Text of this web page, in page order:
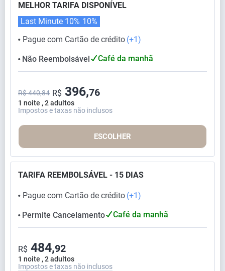
MELHOR TARIFA DISPONÍVEL
⬤ Pague com Cartão de crédito (+1)
Last Minute 10% 10%
⬤ Não Reembolsável Café da manhã
1 noite , 2 adultos
R$ 440,84 R$ 396,76
Impostos e taxas não inclusos
ESCOLHER
TARIFA REEMBOLSÁVEL - 15 DIAS
⬤ Pague com Cartão de crédito (+1)
⬤ Permite Cancelamento Café da manhã
1 noite , 2 adultos
R$ 484,92
Impostos e taxas não inclusos